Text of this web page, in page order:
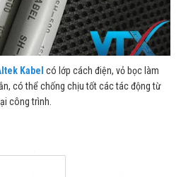
Kabel có lớp cách điện, vỏ bọc làm
có thể chống chịu tốt các tác động từ
công trình.